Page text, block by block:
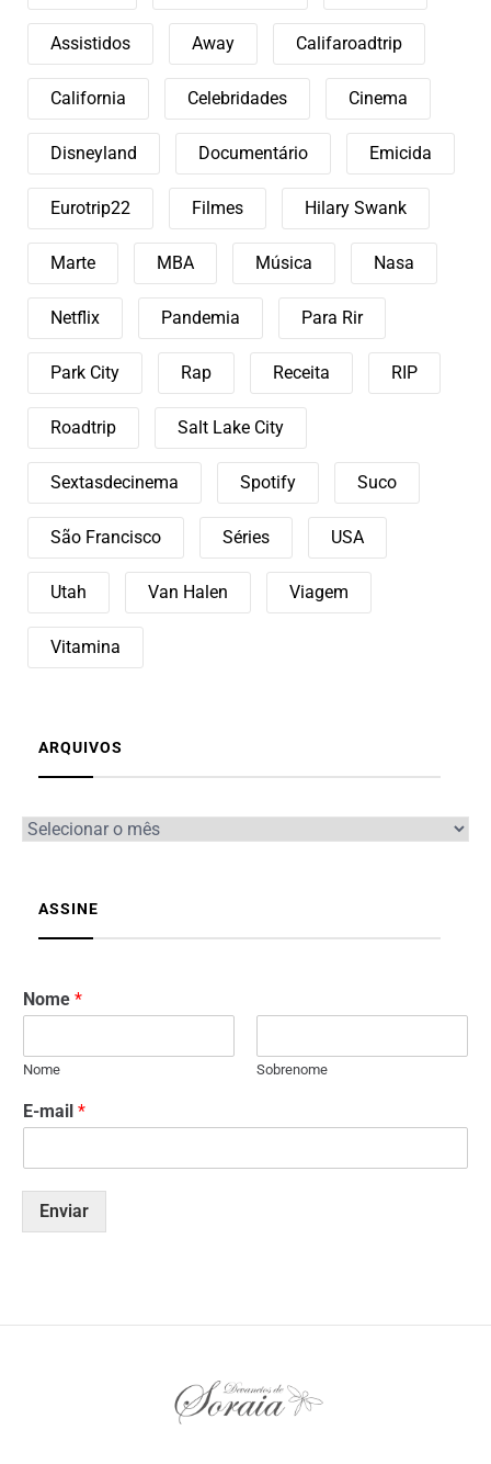
Assistidos Away Califaroadtrip
California Celebridades Cinema
Disneyland Documentário Emicida
Eurotrip22 Filmes Hilary Swank
Marte MBA Música Nasa
Netflix Pandemia Para Rir
Park City Rap Receita RIP
Roadtrip Salt Lake City
Sextasdecinema Spotify Suco
São Francisco Séries USA
Utah Van Halen Viagem
Vitamina
ARQUIVOS
ASSINE
Nome *
Nome Sobrenome
E-mail *
Enviar